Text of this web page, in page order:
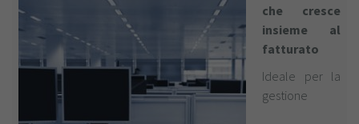
che cresce
insieme al
fatturato
Ideale per la
gestione